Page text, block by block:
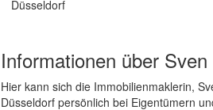
Düsseldorf
Informationen über
Hier kann sich die Immobilienmaklerin,
Düsseldorf persönlich bei Eigentümern